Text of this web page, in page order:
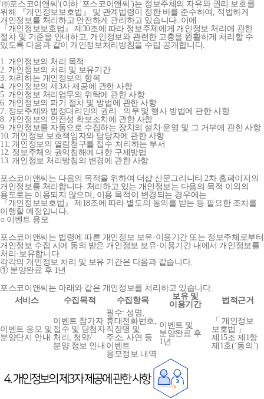
'㈜포스코이앤씨'(이하 '포스코이앤씨')는 정보주체의 자유와 권리 보호를
위해 『개인정보보호법』 및 관계법령이 정한 바를 준수하여, 적법하게
개인정보를 처리하고 안전하게 관리하고 있습니다. 이에
『개인정보보호법』 제30조에 따라 정보주체에게 개인정보 처리에 관한
절차 및 기준을 안내하고, 개인정보와 관련한 고충을 원활하게 처리할 수
있도록 다음과 같이 개인정보처리방침을 수립∙공개합니다.
1. 개인정보의 처리 목적
2. 개인정보의 처리 및 보유기간
3. 처리하는 개인정보의 항목
4. 개인정보의 제3자 제공에 관한 사항
5. 개인정보 처리업무의 위탁에 관한 사항
6. 개인정보의 파기 절차 및 방법에 관한 사항
7. 정보주체와 법정대리인의 권리 · 의무 및 행사 방법에 관한 사항
8. 개인정보의 안전성 확보조치에 관한 사항
9. 개인정보를 자동으로 수집하는 장치의 설치∙운영 및 그 거부에 관한 사항
10. 개인정보 보호책임자와 담당자에 관한 사항
11. 개인정보의 열람청구를 접수·처리하는 부서
12. 정보주체의 권익침해에 대한 구제방법
13. 개인정보 처리방침의 변경에 관한 사항
포스코이앤씨는 다음의 목적을 위하여 더샵 신문그리니티 2차 홈페이지의
개인정보를 처리합니다. 처리하고 있는 개인정보는 다음의 목적 이외의
용도로는 이용되지 않으며, 이용 목적이 변경되는 경우에는
『개인정보보호법』 제18조에 따라 별도의 동의를 받는 등 필요한 조치를
이행할 예정입니다.
○ 이벤트 응모
포스코이앤씨는 법령에 따른 개인정보 보유·이용기간 또는 정보주체로부터
개인정보 수집 시에 동의 받은 개인정보 보유·이용기간 내에서 개인정보를
처리·보유합니다.
각각의 개인정보 처리 및 보유 기간은 다음과 같습니다.
① 분양완료 후 1년
포스코이앤씨는 아래와 같은 개인정보를 처리하고 있습니다.
서비스
수집목적 수집항목
보유 및
이용기간
법적근거
이벤트 응모 및
분양단지 안내
이벤트 참가자
접수 및 당첨자
처리, 청약/
분양 정보 안내
필수: 성명,
휴대전화번호,
직장명 및
주소, 사연 등
이벤트
응모정보 내역
이벤트 및
분양완료 후
1년
「 개인정보
보호법 」
제15조 제1항
제1호(‘동의’)